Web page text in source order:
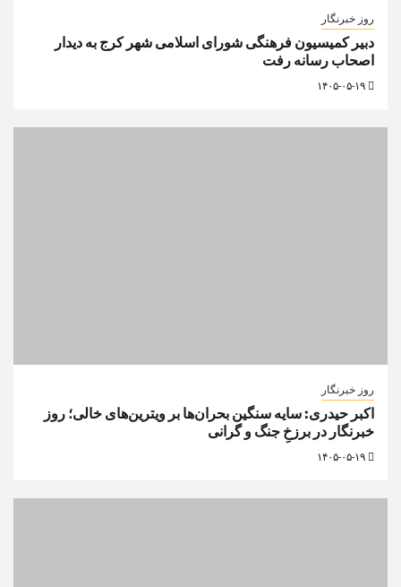
روز خبرنگار
دبیر کمیسیون فرهنگی شورای اسلامی شهر کرج به دیدار
اصحاب رسانه رفت
روز خبرنگار
اکبر حیدری: سایه سنگین بحران‌ها بر ویترین‌های خالی؛ روز
خبرنگار در برزخِ جنگ و گرانی